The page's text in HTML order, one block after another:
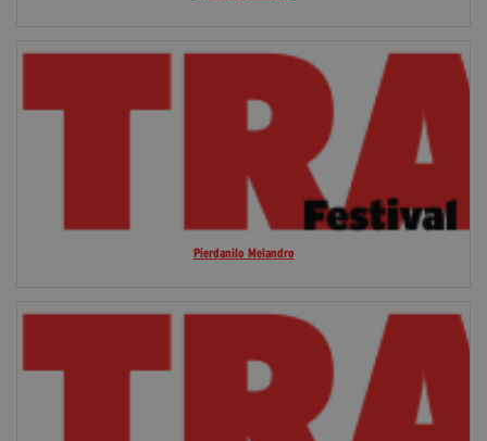
Pierdanilo Melandro